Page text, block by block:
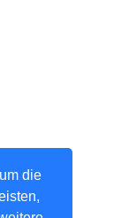
die